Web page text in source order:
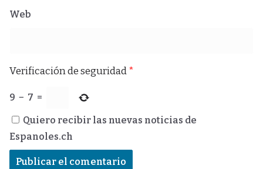
Web
Verificación de seguridad*
9 − 7 =
Quiero recibir las nuevas noticias de
Espanoles.ch